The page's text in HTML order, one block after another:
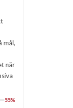
mål,
när
55%